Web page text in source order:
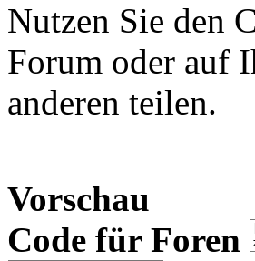
Nutzen Sie den
Forum oder auf
anderen teilen.
Vorschau
Code für Foren